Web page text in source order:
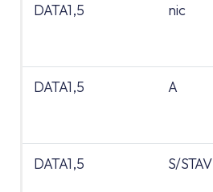
DATA1,5 nic
DATA1,5 A
DATA1,5 S/STAV